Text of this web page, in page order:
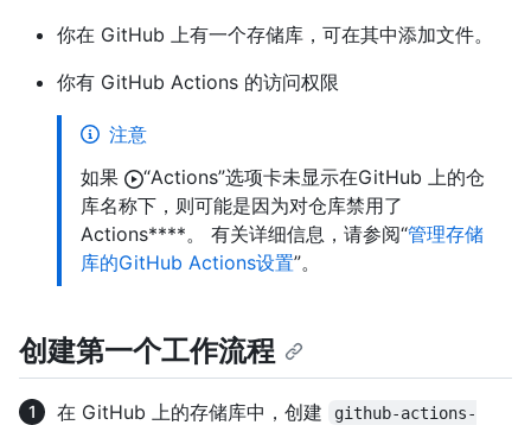
你在 GitHub 上有一个存储库，可在其中添加文件。
你有 GitHub Actions 的访问权限
注意
如果
“Actions”选项卡未显示在GitHub 上的仓
库名称下，则可能是因为对仓库禁用了
Actions****。 有关详细信息，请参阅“管理存储
库的GitHub Actions设置”。
创建第一个工作流程
在 GitHub 上的存储库中，创建
github-actions-